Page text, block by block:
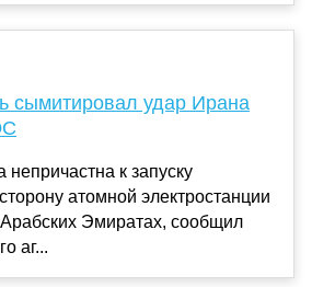
сымитировал удар Ирана
непричастна к запуску
атомной электростанции
Эмиратах, сообщил
аг...